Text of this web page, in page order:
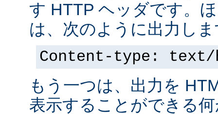
す HTTP ヘッダです。
は、次のように出力し
Content-type: text/
もう一つは、出力を
表示することができる